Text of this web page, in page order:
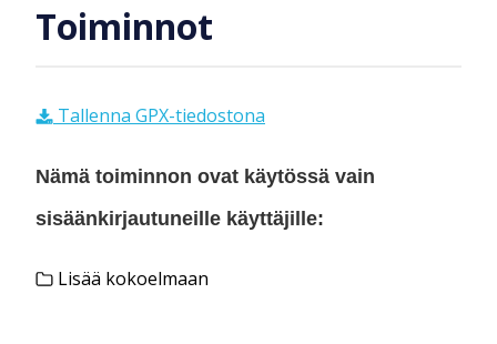
Toiminnot
Tallenna GPX-tiedostona
Nämä toiminnon ovat käytössä vain
sisäänkirjautuneille käyttäjille:
Lisää kokoelmaan